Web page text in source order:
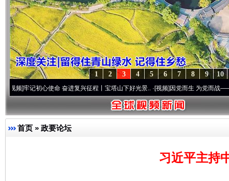
10
9
8
7
6
5
4
3
2
1
心使命 奋进复兴征程丨宝塔山下好光景..·[视频]因党而生 为党而战——百年“纪”事
首页 » 政要论坛
习近平主持